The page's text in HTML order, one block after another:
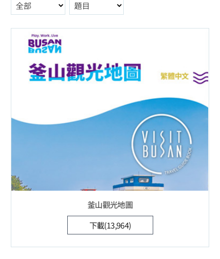
全部
選擇區分
釜山觀光地圖
下載(13,964)